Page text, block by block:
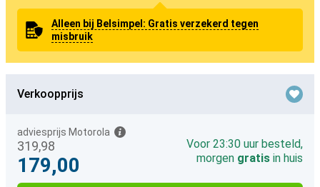
Alleen bij Belsimpel: Gratis verzekerd tegen
misbruik
Verkoopprijs
319,98
adviesprijs Motorola
179,00
Voor 23:30 uur besteld,
morgen gratis in huis